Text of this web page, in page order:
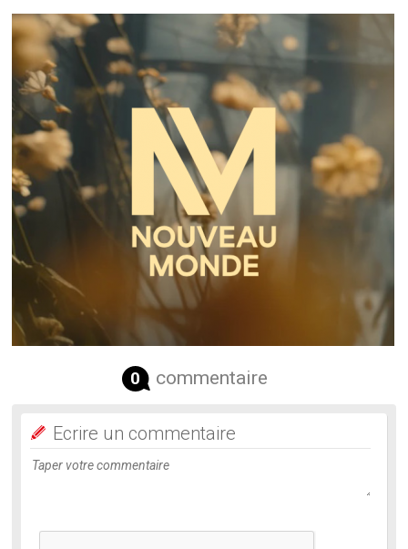
0 commentaire
Ecrire un commentaire